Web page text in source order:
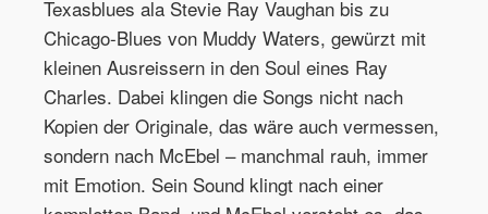
Texasblues ala Stevie Ray Vaughan bis zu
Chicago-Blues von Muddy Waters, gewürzt mit
kleinen Ausreissern in den Soul eines Ray
Charles. Dabei klingen die Songs nicht nach
Kopien der Originale, das wäre auch vermessen,
sondern nach McEbel – manchmal rauh, immer
mit Emotion. Sein Sound klingt nach einer